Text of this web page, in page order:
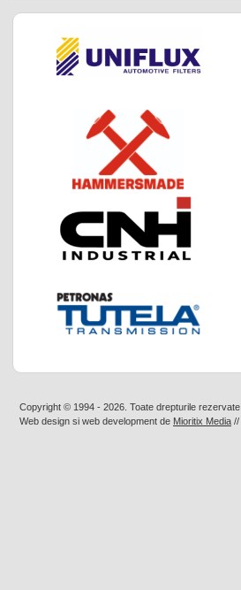
Copyright © 1994 - 2026. Toate drepturile rezervate
Web design si web development de Mioritix Media //